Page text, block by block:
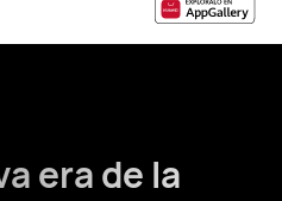
era de la